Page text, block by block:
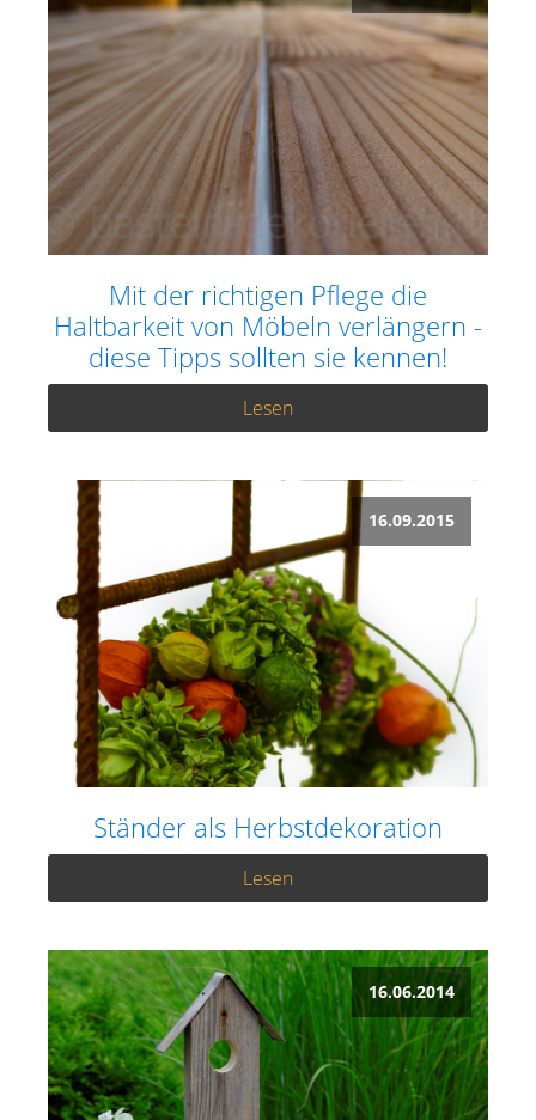
Mit der richtigen Pflege die
Haltbarkeit von Möbeln verlängern -
diese Tipps sollten sie kennen!
Lesen
16.09.2015
Ständer als Herbstdekoration
Lesen
16.06.2014